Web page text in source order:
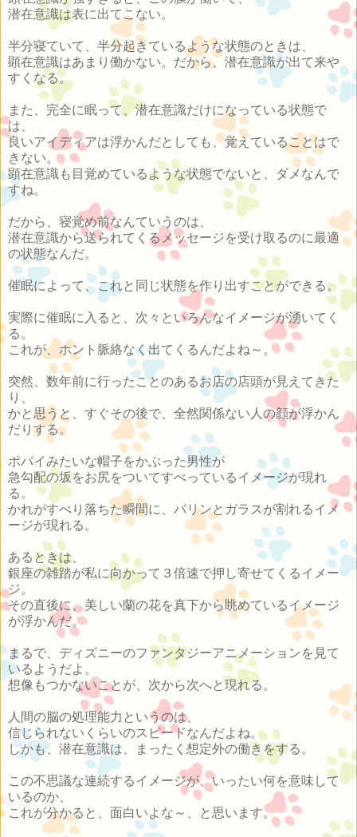
潜在意識は表に出てこない。
半分寝ていて、半分起きているような状態のときは、
顕在意識はあまり働かない。だから、潜在意識が出て来や
すくなる。
また、完全に眠って、潜在意識だけになっている状態で
は、
良いアイディアは浮かんだとしても、覚えていることはで
きない。
顕在意識も目覚めているような状態でないと、ダメなんで
すね。
だから、寝覚め前なんていうのは、
潜在意識から送られてくるメッセージを受け取るのに最適
の状態なんだ。
催眠によって、これと同じ状態を作り出すことができる。
実際に催眠に入ると、次々といろんなイメージが湧いてく
る。
これが、ホント脈絡なく出てくるんだよね～。
突然、数年前に行ったことのあるお店の店頭が見えてきた
り、
かと思うと、すぐその後で、全然関係ない人の顔が浮かん
だりする。
ポパイみたいな帽子をかぶった男性が
急勾配の坂をお尻をついてすべっているイメージが現れ
る。
かれがすべり落ちた瞬間に、パリンとガラスが割れるイメ
ージが現れる。
あるときは、
銀座の雑踏が私に向かって３倍速で押し寄せてくるイメー
ジ。
その直後に、美しい蘭の花を真下から眺めているイメージ
が浮かんだ。
まるで、ディズニーのファンタジーアニメーションを見て
いるようだよ。
想像もつかないことが、次から次へと現れる。
人間の脳の処理能力というのは、
信じられないくらいのスピードなんだよね。
しかも、潜在意識は、まったく想定外の働きをする。
この不思議な連続するイメージが、いったい何を意味して
いるのか、
これが分かると、面白いよな～、と思います。